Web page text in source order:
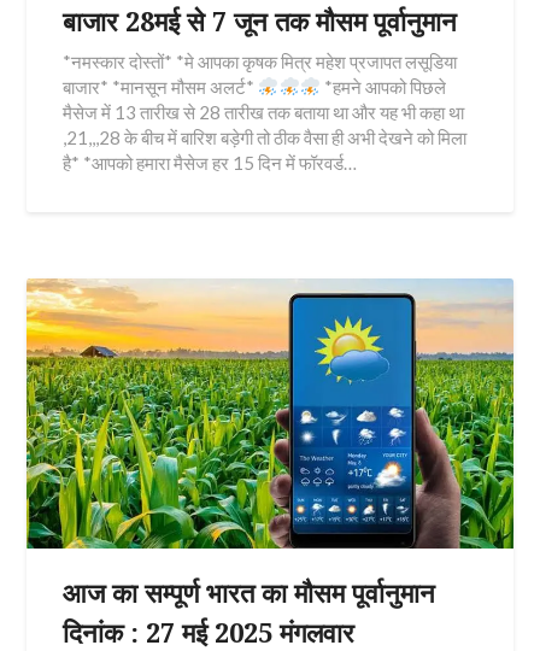
बाजार 28मई से 7 जून तक मौसम पूर्वानुमान
*नमस्कार दोस्तों* *मे आपका कृषक मित्र महेश प्रजापत लसूडिया
बाजार* *मानसून मौसम अलर्ट*
*हमने आपको पिछले
मैसेज में 13 तारीख से 28 तारीख तक बताया था और यह भी कहा था
,21,,,28 के बीच में बारिश बड़ेगी तो ठीक वैसा ही अभी देखने को मिला
है* *आपको हमारा मैसेज हर 15 दिन में फॉरवर्ड…
आज का सम्पूर्ण भारत का मौसम पूर्वानुमान
दिनांक : 27 मई 2025 मंगलवार